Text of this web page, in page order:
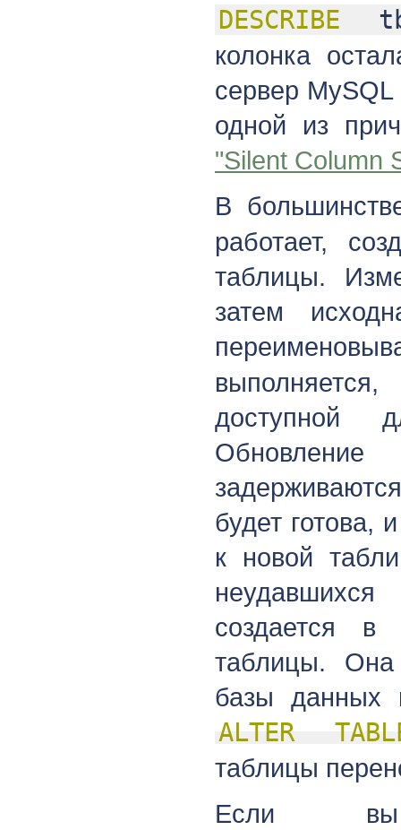
DESCRIBE
колонка
сервер
одной из
"Silent Column
В
работает,
таблицы.
затем
доступной
будет готова,
к новой
создается в
таблицы. Она
базы данных
ALTER
таблицы
Если вы